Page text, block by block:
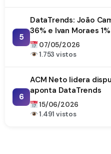
5
DataTrends: João
36% e Ivan Moraes 1%
07/05/2026
1.753 vistos
6
ACM Neto lidera
aponta DataTrends
15/06/2026
1.491 vistos